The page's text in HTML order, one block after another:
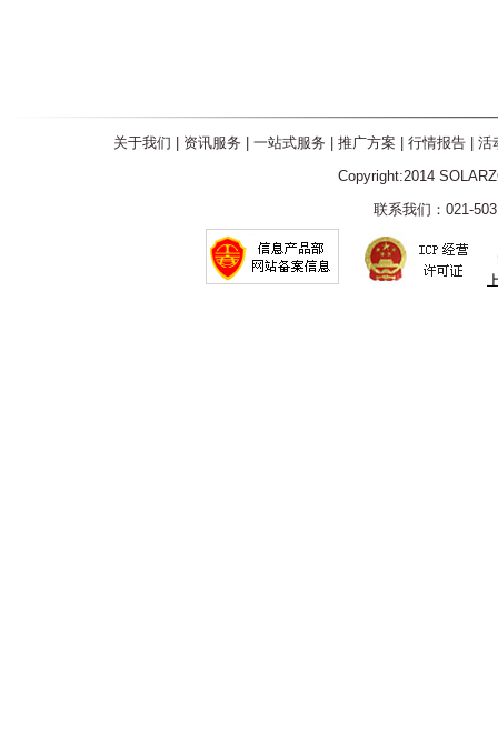
关于我们 资讯服务 一站式服务 推广方案 行情报告| 活
Copyright:2014
联系我们：021-